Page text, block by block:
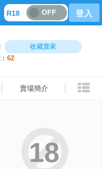
R18 OFF 登入
收藏賣家
62
賣場簡介
18